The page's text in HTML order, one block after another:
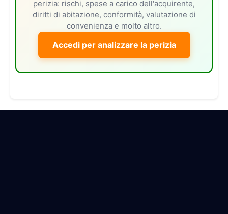
perizia: rischi, spese a carico dell'acquirente,
diritti di abitazione, conformità, valutazione di
convenienza e molto altro.
Accedi per analizzare la perizia